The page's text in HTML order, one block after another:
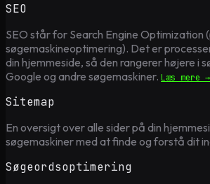
SEO
SEO står for Search Engine Optimization
søgemaskineoptimering). Det er
din hjemmeside, så den rangerer højere i
Google og andre søgemaskiner. Læs mere →
Sitemap
En oversigt over alle sider på din
søgemaskiner med at finde og forstå dit
Søgeordsoptimering